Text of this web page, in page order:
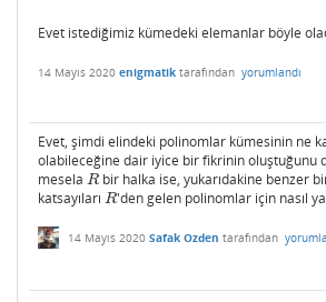
Evet istediğimiz kümedeki elemanlar böyle
14 Mayıs 2020 enigmatik tarafından yorumlandı
Evet, şimdi elindeki polinomlar kümesinin ne
olabileceğine dair iyice bir fikrinin oluştuğunu
mesela R
R bir halka ise, yukarıdakine benzer
katsayıları R
R 'den gelen polinomlar için nasıl
14 Mayıs 2020 Safak Ozden tarafından